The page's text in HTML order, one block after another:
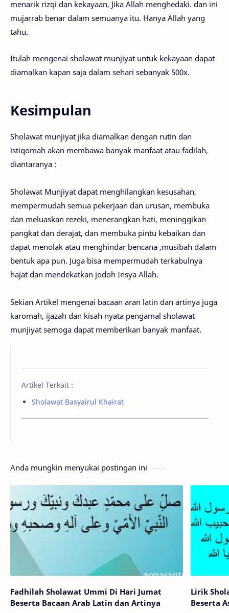
menarik rizqi dan kekayaan, Jika Allah menghedaki. dan ini
mujarrab benar dalam semuanya itu. Hanya Allah yang
tahu.
Itulah mengenai sholawat munjiyat untuk kekayaan dapat
diamalkan kapan saja dalam sehari sebanyak 500x.
Kesimpulan
Sholawat munjiyat jika diamalkan dengan rutin dan
istiqomah akan membawa banyak manfaat atau fadilah,
diantaranya :
Sholawat Munjiyat dapat menghilangkan kesusahan,
mempermudah semua pekerjaan dan urusan, membuka
dan meluaskan rezeki, menerangkan hati, meninggikan
pangkat dan derajat, dan membuka pintu kebaikan dan
dapat menolak atau menghindar bencana ,musibah dalam
bentuk apa pun. Juga bisa mempermudah terkabulnya
hajat dan mendekatkan jodoh Insya Allah.
Sekian Artikel mengenai bacaan aran latin dan artinya juga
karomah, ijazah dan kisah nyata pengamal sholawat
munjiyat semoga dapat memberikan banyak manfaat.
Artikel Terkait :
Sholawat Basyairul Khairat
Anda mungkin menyukai postingan ini
Fadhilah Sholawat Ummi Di Hari Jumat
Beserta Bacaan Arab Latin dan Artinya
Lirik
Beserta